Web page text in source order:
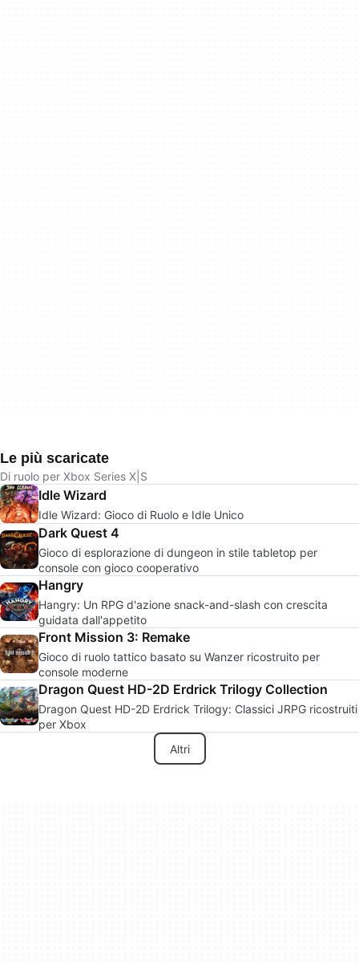
Le più scaricate
Di ruolo per Xbox Series X|S
Idle Wizard
Idle Wizard: Gioco di Ruolo e Idle Unico
Dark Quest 4
Gioco di esplorazione di dungeon in stile tabletop per
console con gioco cooperativo
Hangry
Hangry: Un RPG d'azione snack-and-slash con crescita
guidata dall'appetito
Front Mission 3: Remake
Gioco di ruolo tattico basato su Wanzer ricostruito per
console moderne
Dragon Quest HD-2D Erdrick Trilogy Collection
Dragon Quest HD-2D Erdrick Trilogy: Classici JRPG ricostruiti
per Xbox
Altri